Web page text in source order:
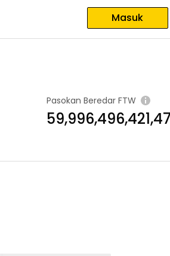
Masuk
Pasokan Beredar FTW